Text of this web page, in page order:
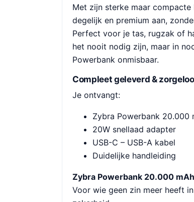
Met zijn sterke maar
degelijk en premium aan,
Perfect voor je tas, rugzak of
het nooit nodig zijn, maar in
Powerbank onmisbaar.
Compleet geleverd &
Je ontvangt:
Zybra Powerbank 20.000
20W snellaad adapter
USB-C – USB-A kabel
Duidelijke handleiding
Zybra Powerbank 20.000 mAh
Voor wie geen zin meer heeft